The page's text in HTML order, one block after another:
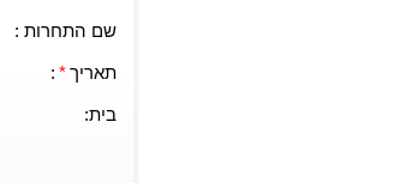
שם התחרות :
תאריך*
:
בית: